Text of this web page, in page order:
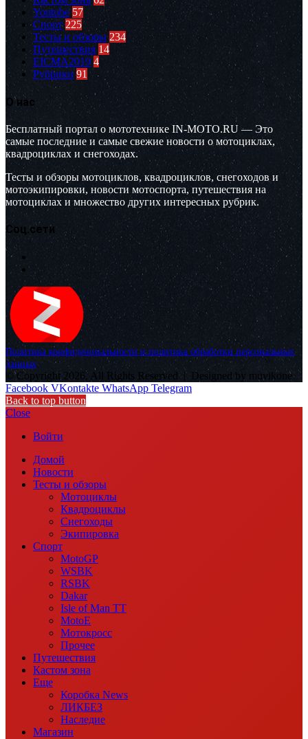
Youtube 57
Спорт 225
Тесты и обзоры 234
Путешествия 14
EICMA2019 4
Рубрики 91
О нас
Бесплатный портал о мототехнике IN-MOTO.RU — Это
самые последние и самые свежие новости о мотоциклах,
квадроциклах и снегоходах.
Тесты и обзоры мотоциклов, квадроциклов, снегоходов и
мотоэкипировки, новости мотоспорта, путешествия на
мотоциклах и множество других интересных рубрик.
Соц.сети
Политика конфиденциальности и политика обработки персональных
данных
© Copyright 2026, All Rights Reserved | Designed by muvikone
Facebook VKontakte WhatsApp Telegram
Back to top button
Close
Войти
Домой
Новости
Тесты и обзоры
Мотоциклы
Квадроциклы
Снегоходы
Экипировка
Спорт
MotoGP
WSBK
RSBK
Dakar
Isle of Man TT
MotoE
Мотокросс
Прочее
Путешествия
Кастом зона
Еще
Коробка News
ЛИКБЕЗ
Наследие
Магазин